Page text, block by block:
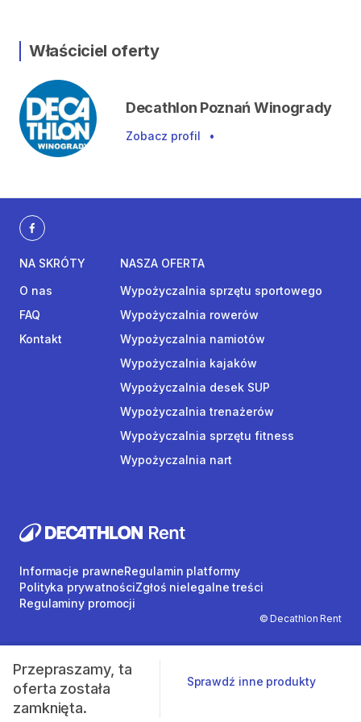
Właściciel oferty
Decathlon Poznań Winogrady
Zobacz profil •
Przepraszamy, ta
oferta została
zamknięta.
Sprawdź inne produkty
NA SKRÓTY
O nas
FAQ
Kontakt
NASZA OFERTA
Wypożyczalnia sprzętu sportowego
Wypożyczalnia rowerów
Wypożyczalnia namiotów
Wypożyczalnia kajaków
Wypożyczalnia desek SUP
Wypożyczalnia trenażerów
Wypożyczalnia sprzętu fitness
Wypożyczalnia nart
© Decathlon Rent
Informacje prawneRegulamin platformy
Polityka prywatnościZgłoś nielegalne treści
Regulaminy promocji